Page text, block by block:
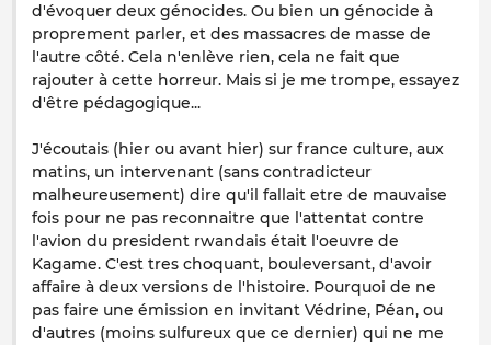
d'évoquer deux génocides. Ou bien un génocide à
proprement parler, et des massacres de masse de
l'autre côté. Cela n'enlève rien, cela ne fait que
rajouter à cette horreur. Mais si je me trompe, essayez
d'être pédagogique...
J'écoutais (hier ou avant hier) sur france culture, aux
matins, un intervenant (sans contradicteur
malheureusement) dire qu'il fallait etre de mauvaise
fois pour ne pas reconnaitre que l'attentat contre
l'avion du president rwandais était l'oeuvre de
Kagame. C'est tres choquant, bouleversant, d'avoir
affaire à deux versions de l'histoire. Pourquoi de ne
pas faire une émission en invitant Védrine, Péan, ou
d'autres (moins sulfureux que ce dernier) qui ne me